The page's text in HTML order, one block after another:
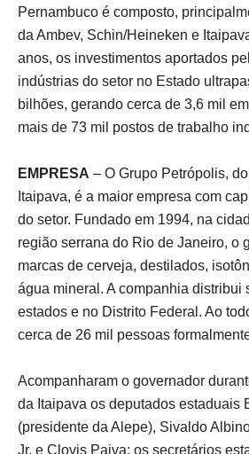
Pernambuco é composto,
da Ambev, Schin/Heineken e
anos, os investimentos aportados
indústrias do setor no Estado
bilhões, gerando cerca de 3,6 mil
mais de 73 mil postos de trabalho
EMPRESA – O Grupo Petrópolis,
Itaipava, é a maior empresa com
do setor. Fundado em 1994, na
região serrana do Rio de Janeiro, o
marcas de cerveja, destilados,
água mineral. A companhia distribui
estados e no Distrito Federal. Ao
cerca de 26 mil pessoas
Acompanharam o governador
da Itaipava os deputados estaduais
(presidente da Alepe), Sivaldo
Jr. e Clovis Paiva; os secretários